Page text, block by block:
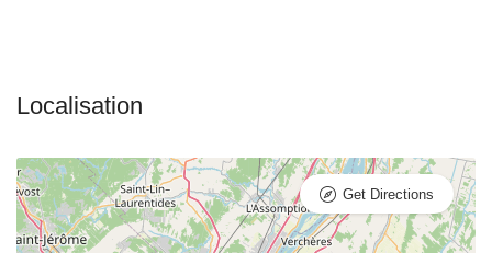
Get Directions